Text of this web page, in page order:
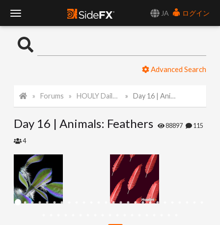
JA
ログイン
o
l
N
Advanced Search
Forums HOULY Daily Challenge Day 16 | Animals: Feathers
Day 16 | Animals: Feathers 88897 115
4